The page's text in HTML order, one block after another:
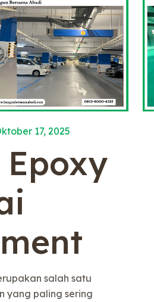
17, 2025
salah satu
yang paling sering